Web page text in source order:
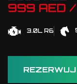
999 AED /
3.0L R6